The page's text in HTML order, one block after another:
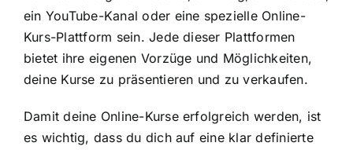
ein YouTube-Kanal oder eine spezielle Online-
Kurs-Plattform sein. Jede dieser Plattformen
bietet ihre eigenen Vorzüge und Möglichkeiten,
deine Kurse zu präsentieren und zu verkaufen.
Damit deine Online-Kurse erfolgreich werden, ist
es wichtig, dass du dich auf eine klar definierte